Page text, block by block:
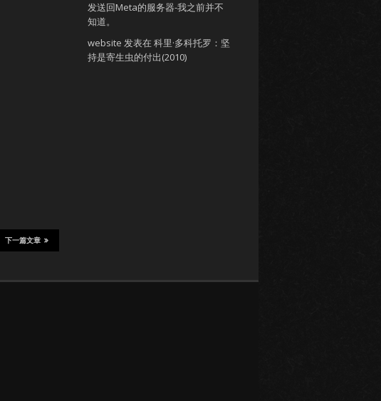
下一篇文章
发送回Meta的服务器-我之前并不
知道。
website 发表在 科里·多科托罗：坚
持是寄生虫的付出(2010)